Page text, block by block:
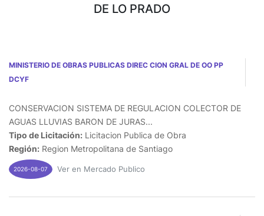
DE LO PRADO
MINISTERIO DE OBRAS PUBLICAS DIREC CION GRAL DE OO PP
DCYF
CONSERVACION SISTEMA DE REGULACION COLECTOR DE
AGUAS LLUVIAS BARON DE JURAS...
Tipo de Licitación: Licitacion Publica de Obra
Región: Region Metropolitana de Santiago
2026-08-07 Ver en Mercado Publico